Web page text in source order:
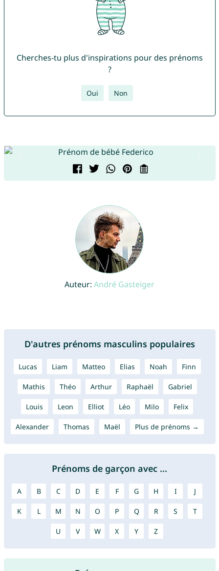
Cherches-tu plus d'inspirations pour des prénoms
?
Oui Non
Auteur: André Gasteiger
D'autres prénoms masculins populaires
Lucas Liam Matteo Elias Noah Finn
Mathis Théo Arthur Raphaël Gabriel
Louis Leon Elliot Léo Milo Felix
Alexander Thomas Maël Plus de prénoms →
Prénoms de garçon avec ...
A B C D E F G H I J
K L M N O P Q R S T
U V W X Y Z